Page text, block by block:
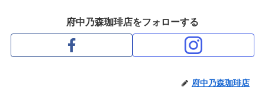
府中乃森珈琲店をフォローする
府中乃森珈琲店